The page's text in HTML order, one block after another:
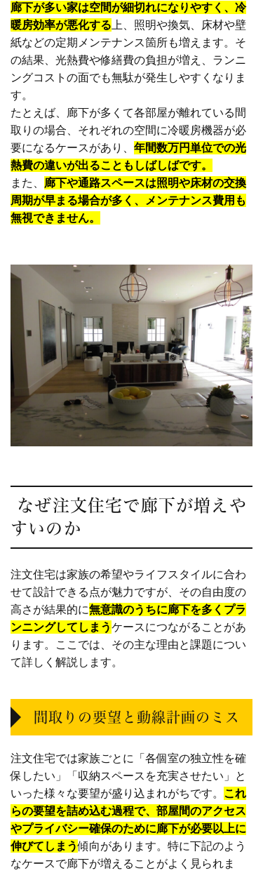
廊下が多い家は空間が細切れになりやすく、冷
暖房効率が悪化する上、照明や換気、床材や壁
紙などの定期メンテナンス箇所も増えます。そ
の結果、光熱費や修繕費の負担が増え、ランニ
ングコストの面でも無駄が発生しやすくなりま
す。
たとえば、廊下が多くて各部屋が離れている間
取りの場合、それぞれの空間に冷暖房機器が必
要になるケースがあり、 年間数万円単位での光
熱費の違いが出ることもしばしばです。
また、 廊下や通路スペースは照明や床材の交換
周期が早まる場合が多く、メンテナンス費用も
無視できません。
なぜ注文住宅で廊下が増えや
すいのか
注文住宅は家族の希望やライフスタイルに合わ
せて設計できる点が魅力ですが、その自由度の
高さが結果的に無意識のうちに廊下を多くプラ
ンニングしてしまうケースにつながることがあ
ります。ここでは、その主な理由と課題につい
て詳しく解説します。
間取りの要望と動線計画のミス
注文住宅では家族ごとに「各個室の独立性を確
保したい」「収納スペースを充実させたい」と
いった様々な要望が盛り込まれがちです。 これ
らの要望を詰め込む過程で、部屋間のアクセス
やプライバシー確保のために廊下が必要以上に
伸びてしまう傾向があります。特に下記のよう
なケースで廊下が増えることがよく見られま